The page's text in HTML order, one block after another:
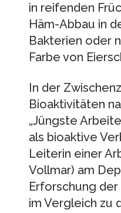
in reifenden
Häm-Abbau in
Bakterien oder
Farbe von
In der
Bioaktivitäten
„Jüngste
als bioaktive
Leiterin einer
Vollmar) am
Erforschung
im Vergleich zu